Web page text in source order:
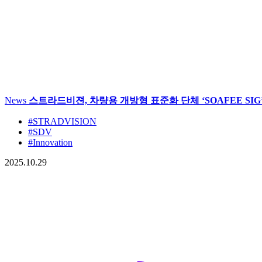
News 스트라드비젼, 차량용 개방형 표준화 단체 ‘SOAFEE
#STRADVISION
#SDV
#Innovation
2025.10.29